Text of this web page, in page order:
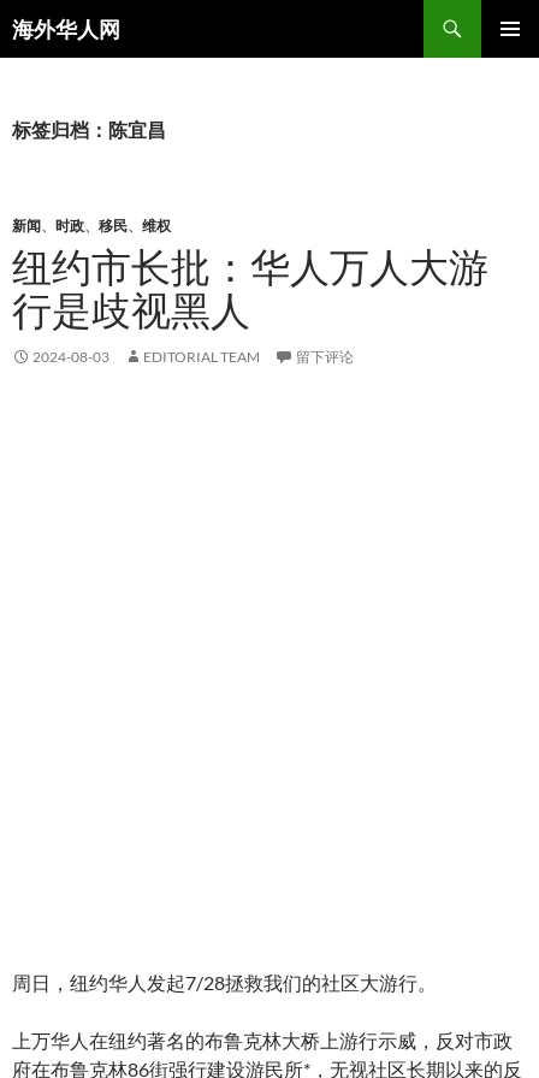
海外华人网
搜
索
文
标签归档：陈宜昌
新闻、 时政、 移民、 维权
纽约市长批：华人万人大游
行是歧视黑人
2024-08-03 EDITORIAL TEAM 留下评论
周日，纽约华人发起7/28拯救我们的社区大游行。
上万华人在纽约著名的布鲁克林大桥上游行示威，反对市政
府在布鲁克林86街强行建设游民所*，无视社区长期以来的反